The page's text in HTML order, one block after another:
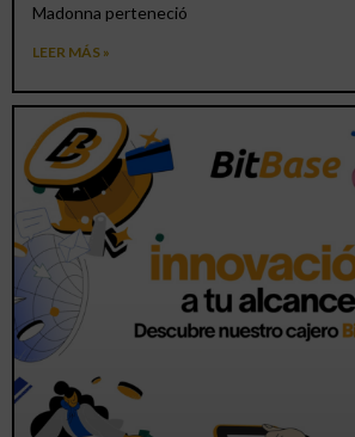
Madonna perteneció
LEER MÁS »